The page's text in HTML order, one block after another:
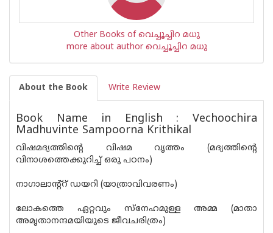
Other Books of വെച്ചൂച്ചിറ മധു
more about author വെച്ചൂച്ചിറ മധു
About the Book Write Review
Book Name in English : Vechoochira
Madhuvinte Sampoorna Krithikal
വിഷമദ്യത്തിന്റെ വിഷമ വൃത്തം (മദ്യത്തിന്റെ
വിനാശത്തെക്കുറിച്ച് ഒരു പഠനം)
നാഗാലാന്റ്റ് ഡയറി (യാത്രാവിവരണം)
ലോകത്തെ ഏറ്റവും സ്നേഹമുള്ള അമ്മ (മാതാ
അമൃതാനന്ദമയിയുടെ ജീവചരിത്രം)